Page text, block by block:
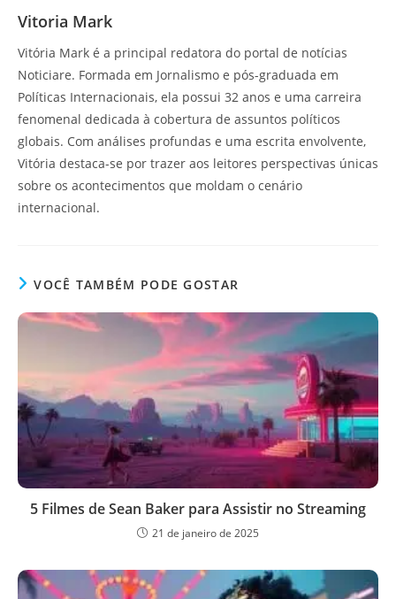
Vitoria Mark
Vitória Mark é a principal redatora do portal de notícias
Noticiare. Formada em Jornalismo e pós-graduada em
Políticas Internacionais, ela possui 32 anos e uma carreira
fenomenal dedicada à cobertura de assuntos políticos
globais. Com análises profundas e uma escrita envolvente,
Vitória destaca-se por trazer aos leitores perspectivas únicas
sobre os acontecimentos que moldam o cenário
internacional.
VOCÊ TAMBÉM PODE GOSTAR
5 Filmes de Sean Baker para Assistir no Streaming
21 de janeiro de 2025